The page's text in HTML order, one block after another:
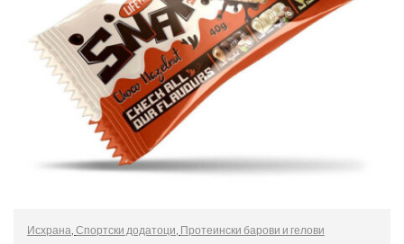
Исхрана Спортски додатоци Протеински барови и гелови